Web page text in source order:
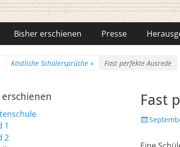
Huschka-
Bisher erschienen Presse
Köstliche Schülersprüche » Fast perfekte Ausrede
Fast
erschienen
1
2